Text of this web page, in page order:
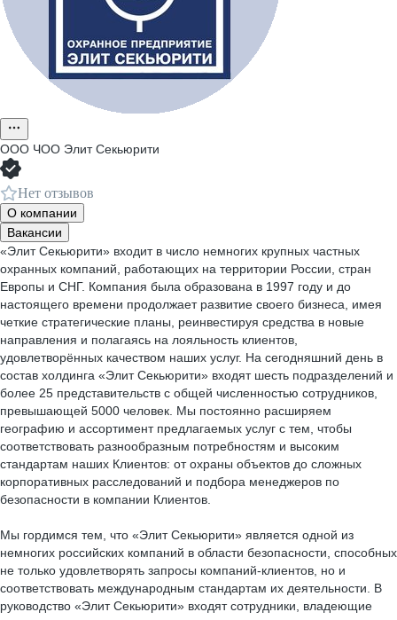
ООО ЧОО Элит Секьюрити
Нет отзывов
О компании
Вакансии
«Элит Секьюрити» входит в число немногих крупных частных
охранных компаний, работающих на территории России, стран
Европы и СНГ. Компания была образована в 1997 году и до
настоящего времени продолжает развитие своего бизнеса, имея
четкие стратегические планы, реинвестируя средства в новые
направления и полагаясь на лояльность клиентов,
удовлетворённых качеством наших услуг. На сегодняшний день в
состав холдинга «Элит Секьюрити» входят шесть подразделений и
более 25 представительств с общей численностью сотрудников,
превышающей 5000 человек. Мы постоянно расширяем
географию и ассортимент предлагаемых услуг с тем, чтобы
соответствовать разнообразным потребностям и высоким
стандартам наших Клиентов: от охраны объектов до сложных
корпоративных расследований и подбора менеджеров по
безопасности в компании Клиентов.
Мы гордимся тем, что «Элит Секьюрити» является одной из
немногих российских компаний в области безопасности, способных
не только удовлетворять запросы компаний-клиентов, но и
соответствовать международным стандартам их деятельности. В
руководство «Элит Секьюрити» входят сотрудники, владеющие